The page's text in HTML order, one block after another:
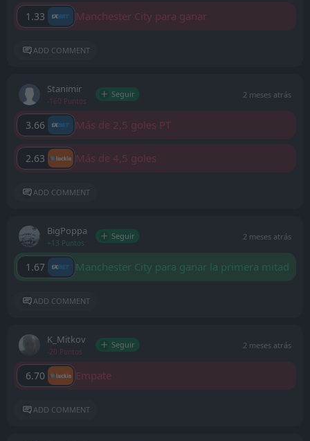
1.33 Manchester City para ganar
ADD COMMENT
Stanimir
-160 Puntos
Seguir 2 meses atrás
3.66 Más de 2,5 goles PT
2.63 Más de 4,5 goles
ADD COMMENT
BigPoppa
+13 Puntos
Seguir 2 meses atrás
1.67 Manchester City para ganar la primera mitad
ADD COMMENT
K_Mitkov
-20 Puntos
Seguir 2 meses atrás
6.70 Empate
ADD COMMENT